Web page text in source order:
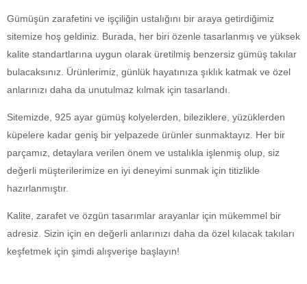
Gümüşün zarafetini ve işçiliğin ustalığını bir araya getirdiğimiz
sitemize hoş geldiniz. Burada, her biri özenle tasarlanmış ve yüksek
kalite standartlarına uygun olarak üretilmiş benzersiz gümüş takılar
bulacaksınız. Ürünlerimiz, günlük hayatınıza şıklık katmak ve özel
anlarınızı daha da unutulmaz kılmak için tasarlandı.
Sitemizde, 925 ayar gümüş kolyelerden, bileziklere, yüzüklerden
küpelere kadar geniş bir yelpazede ürünler sunmaktayız. Her bir
parçamız, detaylara verilen önem ve ustalıkla işlenmiş olup, siz
değerli müşterilerimize en iyi deneyimi sunmak için titizlikle
hazırlanmıştır.
Kalite, zarafet ve özgün tasarımlar arayanlar için mükemmel bir
adresiz. Sizin için en değerli anlarınızı daha da özel kılacak takıları
keşfetmek için şimdi alışverişe başlayın!